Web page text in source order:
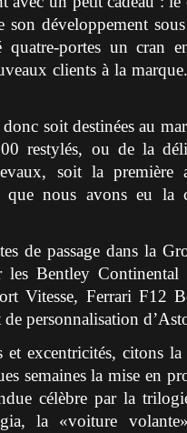
développement
portes un cran
clients à la
soit destinées au
restylés, ou de la
soit la première
que nous avons eu la
de passage dans la
les Bentley
Vitesse, Ferrari F12
de personnalisation
excentricités, citons la
semaines la mise en
célèbre par la
la «voiture